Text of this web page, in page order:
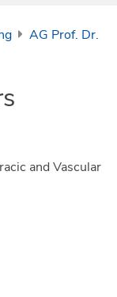
AG Prof. Dr.
and Vascular